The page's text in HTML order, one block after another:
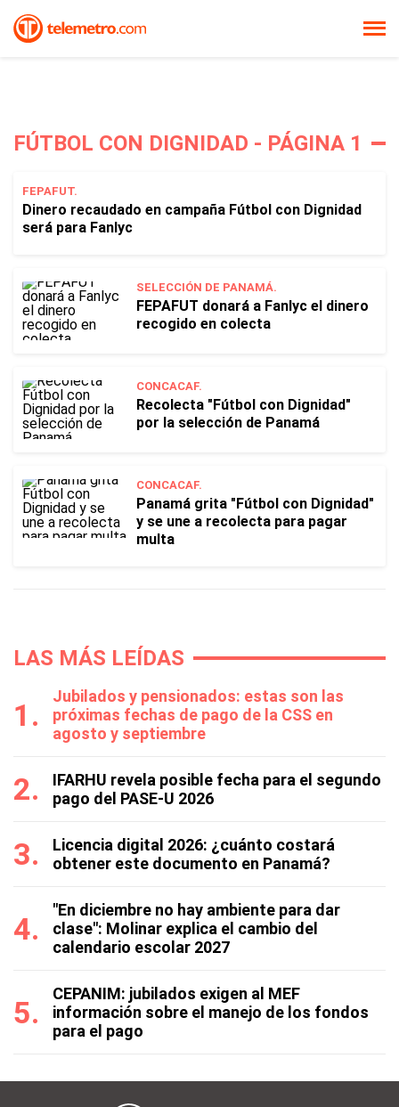
FÚTBOL CON DIGNIDAD - PÁGINA 1
FEPAFUT.
Dinero recaudado en campaña Fútbol con Dignidad
será para Fanlyc
SELECCIÓN DE PANAMÁ.
FEPAFUT donará a Fanlyc el dinero
recogido en colecta
CONCACAF.
Recolecta "Fútbol con Dignidad"
por la selección de Panamá
CONCACAF.
Panamá grita "Fútbol con Dignidad"
y se une a recolecta para pagar
multa
LAS MÁS LEÍDAS
Jubilados y pensionados: estas son las
próximas fechas de pago de la CSS en
agosto y septiembre
IFARHU revela posible fecha para el segundo
pago del PASE-U 2026
Licencia digital 2026: ¿cuánto costará
obtener este documento en Panamá?
"En diciembre no hay ambiente para dar
clase": Molinar explica el cambio del
calendario escolar 2027
CEPANIM: jubilados exigen al MEF
información sobre el manejo de los fondos
para el pago